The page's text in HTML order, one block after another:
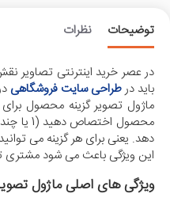
توضیحات نظرات
در عصر خرید اینترنتی تصاویر
باید درطراحی سایت فروشگاهی
ماژول تصویر گزینه محصول
محصول
دهد. یعنی برای هر گزینه می
این ویژگی باعث می شود مشتری
ویژگی های اصلی ماژول